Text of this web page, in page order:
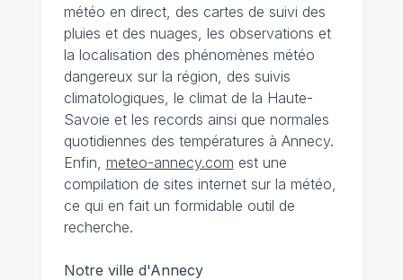
météo en direct, des cartes de suivi des
pluies et des nuages, les observations et
la localisation des phénomènes météo
dangereux sur la région, des suivis
climatologiques, le climat de la Haute-
Savoie et les records ainsi que normales
quotidiennes des températures à Annecy.
Enfin, meteo-annecy.com est une
compilation de sites internet sur la météo,
ce qui en fait un formidable outil de
recherche.
Notre ville d'Annecy